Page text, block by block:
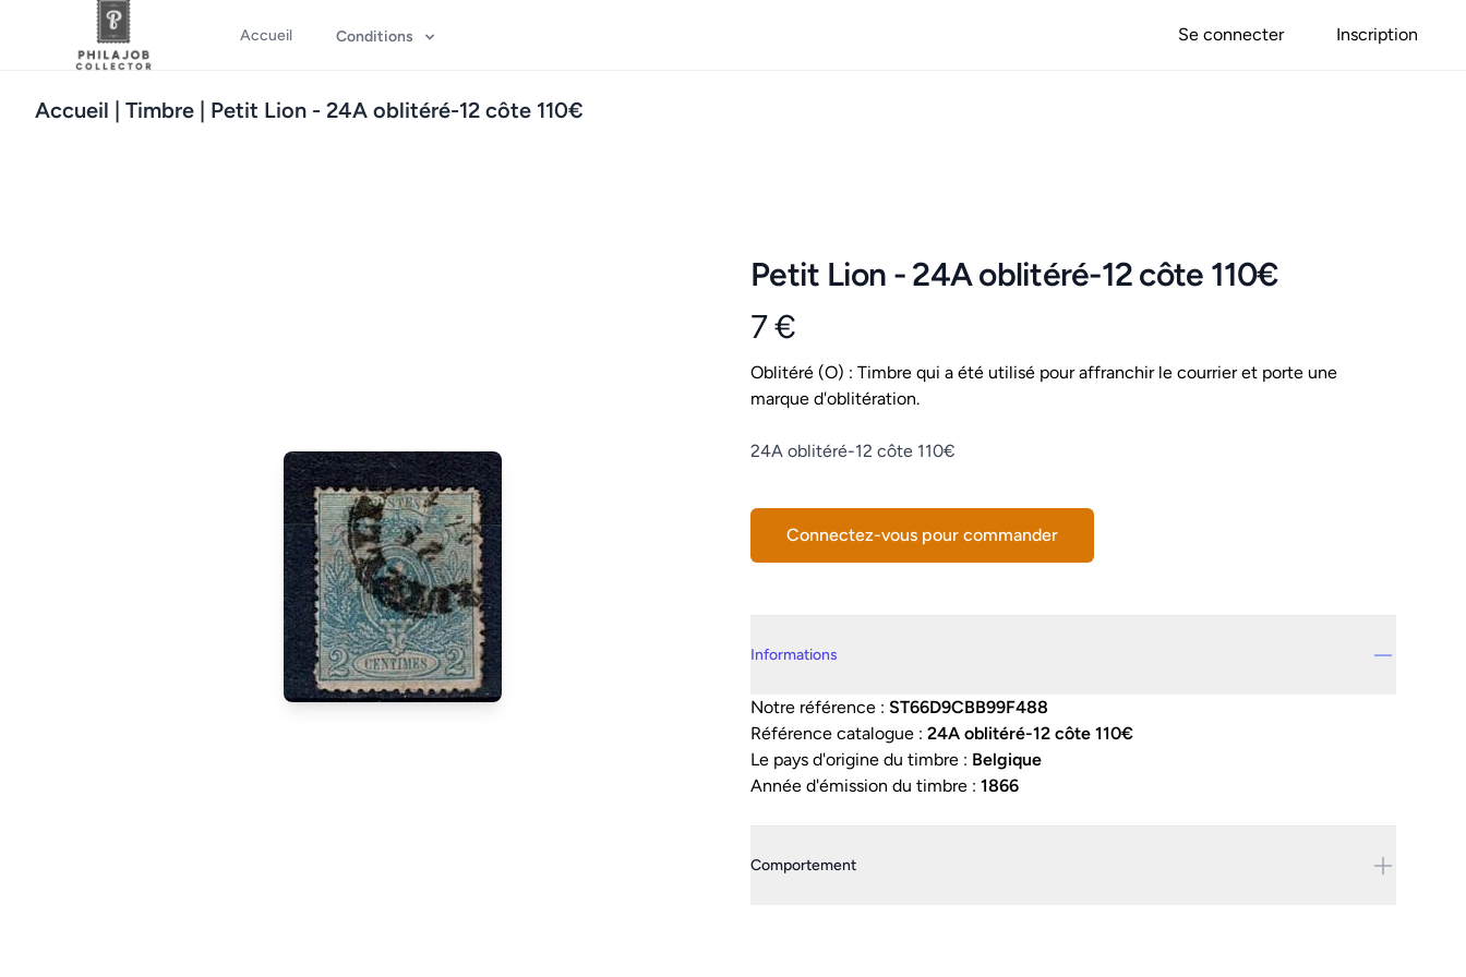
Accueil Conditions Se connecter Inscription
Accueil | Timbre | Petit Lion - 24A oblitéré-12 côte 110€
Petit Lion - 24A oblitéré-12 côte 110€
Product information
7 €
Conditions
Oblitéré (O) : Timbre qui a été utilisé pour affranchir le courrier et porte une
marque d'oblitération.
Description
24A oblitéré-12 côte 110€
Connectez-vous pour commander
Informations
Notre référence : ST66D9CBB99F488
Référence catalogue : 24A oblitéré-12 côte 110€
Le pays d'origine du timbre : Belgique
Année d'émission du timbre : 1866
Comportement